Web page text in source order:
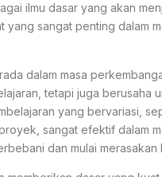
ilmu dasar yang akan
yang sangat penting dalam
dalam masa
tetapi juga berusaha
yang bervariasi,
sangat efektif dalam
dan mulai